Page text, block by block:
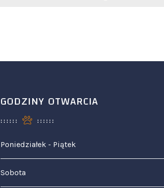
GODZINY OTWARCIA
Poniedziałek - Piątek
Sobota